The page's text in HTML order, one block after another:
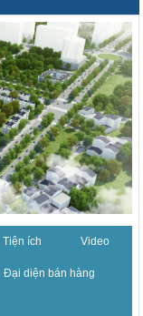
Tiện ích Video
Đại diện bán hàng